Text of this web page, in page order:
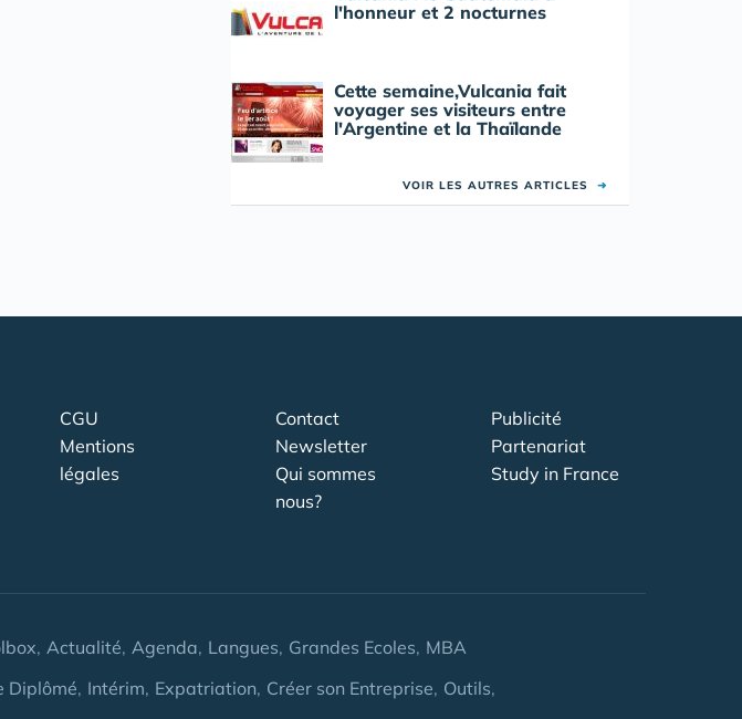
l'honneur et 2 nocturnes
Cette semaine,Vulcania fait
voyager ses visiteurs entre
l'Argentine et la Thaïlande
VOIR LES AUTRES ARTICLES ➜
CGU
Mentions
légales
Contact
Newsletter
Qui sommes
nous?
Publicité
Partenariat
Study in France
Actualité Agenda Langues Grandes Ecoles MBA
Diplômé Intérim Expatriation Créer son Entreprise Outils